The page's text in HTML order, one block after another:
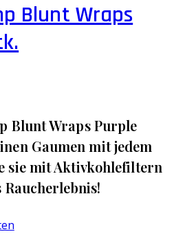
Blunt Wraps
Blunt Wraps Purple
Gaumen mit jedem
sie mit Aktivkohlefiltern